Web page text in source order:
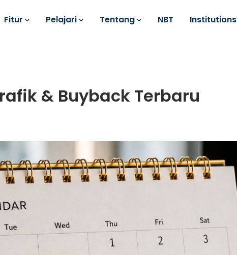
Fitur Pelajari Tentang NBT Institutions
& Buyback Terbaru